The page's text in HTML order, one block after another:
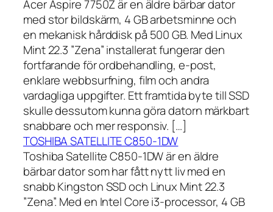
Acer Aspire 7750Z är en äldre bärbar dator
med stor bildskärm, 4 GB arbetsminne och
en mekanisk hårddisk på 500 GB. Med Linux
Mint 22.3 ”Zena” installerat fungerar den
fortfarande för ordbehandling, e-post,
enklare webbsurfning, film och andra
vardagliga uppgifter. Ett framtida byte till SSD
skulle dessutom kunna göra datorn märkbart
snabbare och mer responsiv. […]
TOSHIBA SATELLITE C850-1DW
Toshiba Satellite C850-1DW är en äldre
bärbar dator som har fått nytt liv med en
snabb Kingston SSD och Linux Mint 22.3
”Zena”. Med en Intel Core i3-processor, 4 GB